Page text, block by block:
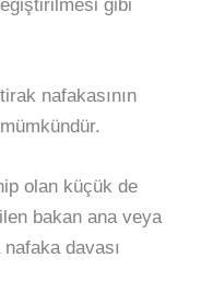
gibi
nafakasının
küçük de
bakan ana veya
davası